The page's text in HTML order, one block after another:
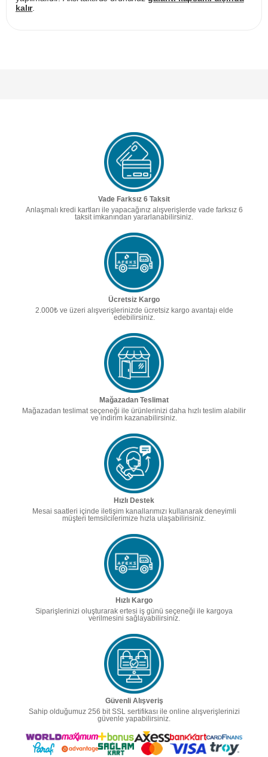
kalır.
Vade Farksız 6 Taksit
Anlaşmalı kredi kartları ile yapacağınız alışverişlerde vade farksız 6
taksit imkanından yararlanabilirsiniz.
Ücretsiz Kargo
2.000₺ ve üzeri alışverişlerinizde ücretsiz kargo avantajı elde
edebilirsiniz.
Mağazadan Teslimat
Mağazadan teslimat seçeneği ile ürünlerinizi daha hızlı teslim alabilir
ve indirim kazanabilirsiniz.
Hızlı Destek
Mesai saatleri içinde iletişim kanallarımızı kullanarak deneyimli
müşteri temsilcilerimize hızla ulaşabilirisiniz.
Hızlı Kargo
Siparişlerinizi oluşturarak ertesi iş günü seçeneği ile kargoya
verilmesini sağlayabilirsiniz.
Güvenli Alışveriş
Sahip olduğumuz 256 bit SSL sertifikası ile online alışverişlerinizi
güvenle yapabilirsiniz.